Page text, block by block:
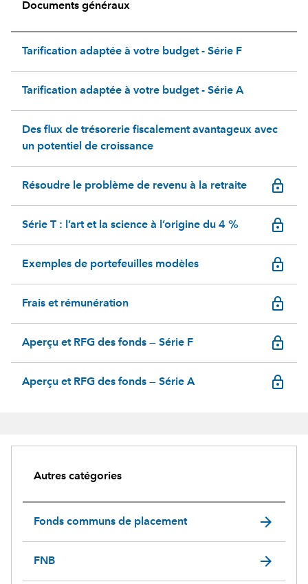
Documents généraux
Tarification adaptée à votre budget - Série F
Tarification adaptée à votre budget - Série A
Des flux de trésorerie fiscalement avantageux avec
un potentiel de croissance
Résoudre le problème de revenu à la retraite lock_outline
Série T : l’art et la science à l’origine du 4 % lock_outline
Exemples de portefeuilles modèles lock_outline
Frais et rémunération lock_outline
Aperçu et RFG des fonds — Série F lock_outline
Aperçu et RFG des fonds — Série A lock_outline
Autres catégories
Fonds communs de placement arrow_forward
FNB arrow_forward